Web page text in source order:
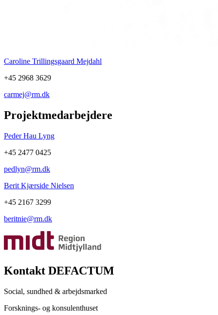
Caroline Trillingsgaard Mejdahl
+45 2968 3629
carmej@rm.dk
Projektmedarbejdere
Peder Hau Lyng
+45 2477 0425
pedlyn@rm.dk
Berit Kjærside Nielsen
+45 2167 3299
beritnie@rm.dk
Kontakt DEFACTUM
Social, sundhed & arbejdsmarked
Forsknings- og konsulenthuset